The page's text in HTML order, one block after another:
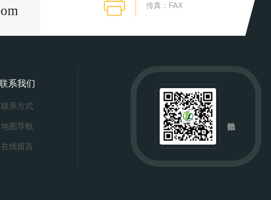
传真：FAX
系我们
联系方式
地图导航
在线留言